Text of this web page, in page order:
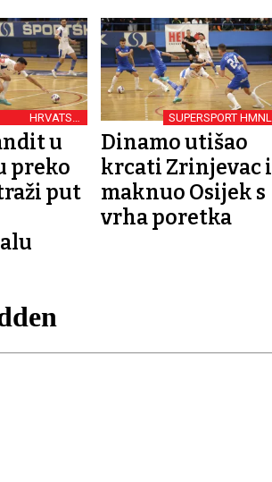
HRVATSKI
KUP
u
preko
put
SUPERSPORT HMNL
Dinamo utišao
krcati Zrinjevac i
maknuo Osijek s
vrha poretka